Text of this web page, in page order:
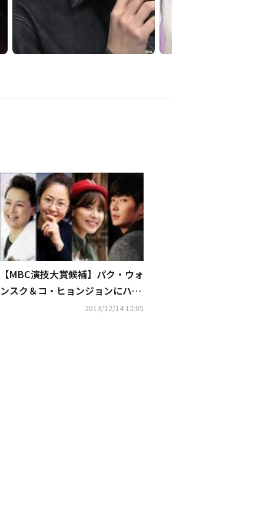
【MBC演技大賞候補】パク・ウォ
ンスク＆コ・ヒョンジョンにハ
ン・ジヘとイ・ジュンギが挑戦状
2013/12/14 12:05